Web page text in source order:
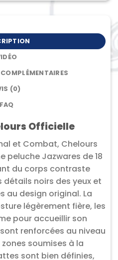
(0)
FAQ
Officielle
et Combat, Chelours
peluche Jazwares de 18
du corps contraste
noirs des yeux et
au design original. La
légèrement fière, les
pour accueillir son
renforcées au niveau
soumises à la
sont bien définies,